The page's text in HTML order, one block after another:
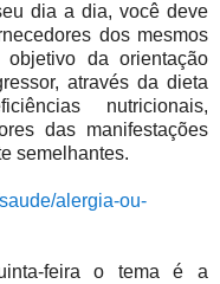
dia a dia, você deve
dos mesmos
da orientação
através da dieta
nutricionais,
das manifestações
semelhantes.
alergia-ou-
feira o tema é a